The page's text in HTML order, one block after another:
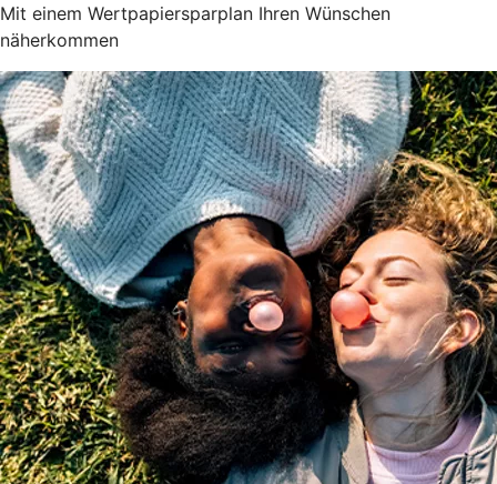
Mit einem Wertpapiersparplan Ihren Wünschen
näherkommen